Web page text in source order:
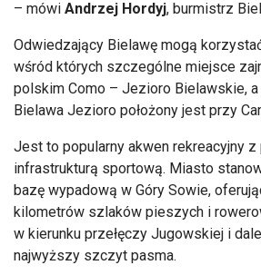
– mówi Andrzej Hordyj, burmistrz
Odwiedzający Bielawę mogą
wśród których szczególne miejsce
polskim Como – Jezioro Bielawskie,
Bielawa Jezioro położony jest przy
Jest to popularny akwen rekreacyjny
infrastrukturą sportową. Miasto
bazę wypadową w Góry Sowie,
kilometrów szlaków pieszych i
w kierunku przełęczy Jugowskiej i
najwyższy szczyt pasma.